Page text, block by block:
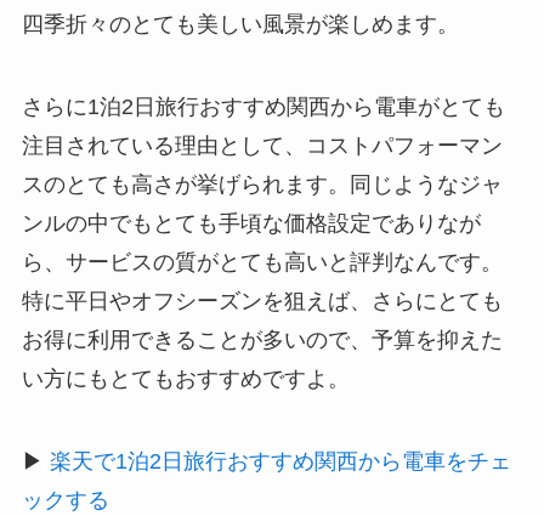
四季折々のとても美しい風景が楽しめます。
さらに1泊2日旅行おすすめ関西から電車がとても
注目されている理由として、コストパフォーマン
スのとても高さが挙げられます。同じようなジャ
ンルの中でもとても手頃な価格設定でありなが
ら、サービスの質がとても高いと評判なんです。
特に平日やオフシーズンを狙えば、さらにとても
お得に利用できることが多いので、予算を抑えた
い方にもとてもおすすめですよ。
▶ 楽天で1泊2日旅行おすすめ関西から電車をチェ
ックする